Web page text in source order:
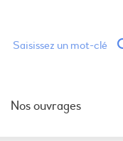
Nos ouvrages